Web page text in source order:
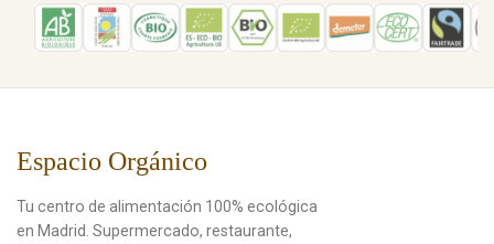
Espacio Orgánico
Tu centro de alimentación 100% ecológica
en Madrid. Supermercado, restaurante,